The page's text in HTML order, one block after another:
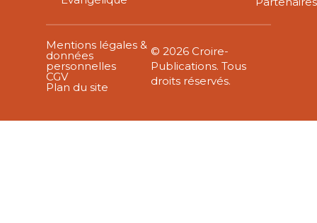
Mentions légales &
données
personnelles
CGV
Plan du site
© 2026 Croire-
Publications. Tous
droits réservés.